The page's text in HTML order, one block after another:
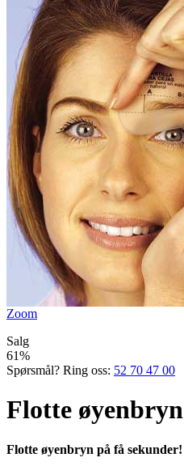
Zoom
Salg
61%
Spørsmål? Ring oss: 52 70 47 00
Flotte øyenbryn
Flotte øyenbryn på få sekunder!